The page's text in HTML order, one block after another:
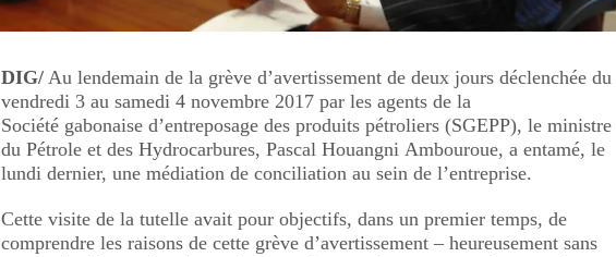
DIG/ Au lendemain de la grève d’avertissement de deux jours déclenchée du
vendredi 3 au samedi 4 novembre 2017 par les agents de la
Société gabonaise d’entreposage des produits pétroliers (SGEPP), le ministre
du Pétrole et des Hydrocarbures, Pascal Houangni Ambouroue, a entamé, le
lundi dernier, une médiation de conciliation au sein de l’entreprise.
Cette visite de la tutelle avait pour objectifs, dans un premier temps, de
comprendre les raisons de cette grève d’avertissement – heureusement sans